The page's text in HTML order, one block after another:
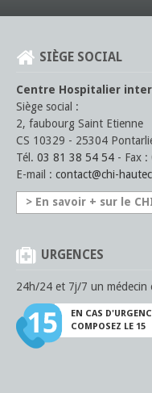
SIÈGE SOCIAL
Centre Hospitalier
Siège social :
2, faubourg Saint Etienne
CS 10329 - 25304
Tél. 03 81 38 54 54 - Fax
E-mail : contact@chi-
> En savoir + sur le
URGENCES
24h/24 et 7j/7 un médecin
EN CAS
COMPOSEZ LE 15